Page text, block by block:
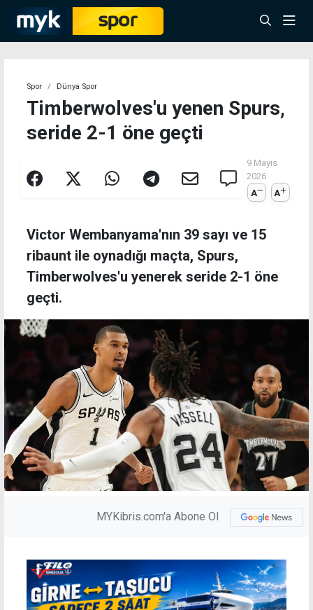
Spor Dünya Spor
Timberwolves'u yenen Spurs,
seride 2-1 öne geçti
9 Mayıs
2026
A
A
Victor Wembanyama'nın 39 sayı ve 15
ribaunt ile oynadığı maçta, Spurs,
Timberwolves'u yenerek seride 2-1 öne
geçti.
MYKibris.com'a Abone Ol